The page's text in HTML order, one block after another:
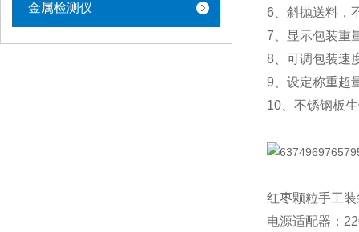
金属检测仪
6、斜抛送料，
7、显示包装重
8、可调包装速
9、设定称重超
10、不锈钢板
红枣颗粒手工
电源适配器：